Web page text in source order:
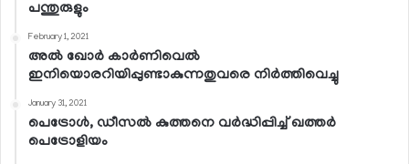
പന്തുരുളും
February 1, 2021
അല്‍ ഖോര്‍ കാര്‍ണിവെല്‍
ഇനിയൊരറിയിപ്പുണ്ടാകുന്നതുവരെ നിര്‍ത്തിവെച്ചു
January 31, 2021
പെട്രോള്‍, ഡീസല്‍ കുത്തനെ വര്‍ദ്ധിപ്പിച്ച് ഖത്തര്‍
പെട്രോളിയം